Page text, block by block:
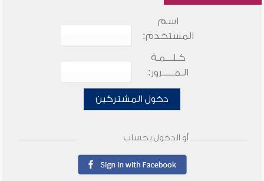
اسم
المستخدم:
كـلـــمـة
الـمـــــرور:
دخول المشتركين
أو الدخول بحساب